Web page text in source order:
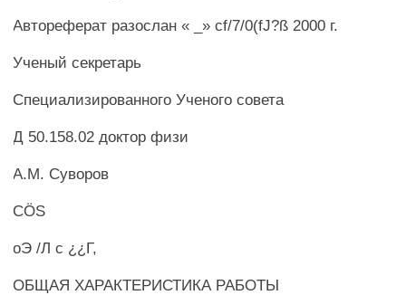
Автореферат разослан « _» cf/7/0(fJ?ß 2000 г.
Ученый секретарь
Специализированного Ученого совета
Д 50.158.02 доктор физи
А.М. Суворов
CÖS
оЭ /Л с ¿¿Г,
ОБЩАЯ ХАРАКТЕРИСТИКА РАБОТЫ